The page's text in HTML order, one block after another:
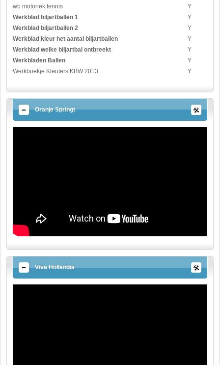
wb motoriek tennis
Y
Werkblad biljartballen 1
Y
Werkblad biljartballen 2
Y
Werkblad kleur het aantal biljartballen
Y
Werkblad welke biljartbal ontbreekt
Y
Werkbladen Ballen
Y
Werkboekje Kleuters KBW 2013
Y
Oranje Springt
Viva Hollandia